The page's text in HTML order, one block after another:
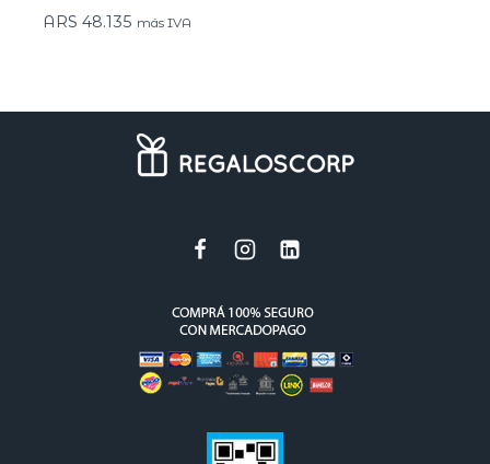
ARS 48.135 más IVA